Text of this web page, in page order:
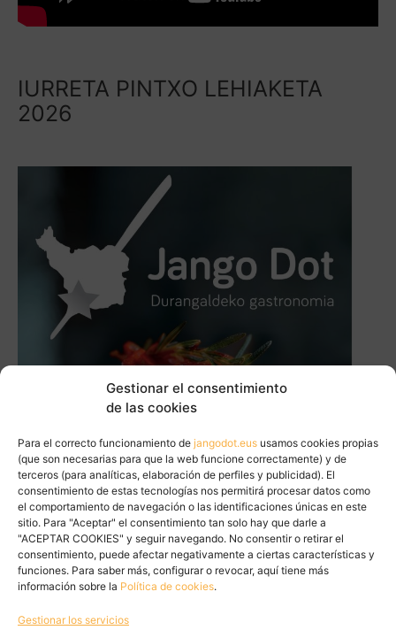
Gestionar el consentimiento
de las cookies
Para el correcto funcionamiento de jangodot.eus usamos cookies propias
(que son necesarias para que la web funcione correctamente) y de
terceros (para analíticas, elaboración de perfiles y publicidad). El
consentimiento de estas tecnologías nos permitirá procesar datos como
el comportamiento de navegación o las identificaciones únicas en este
sitio. Para "Aceptar" el consentimiento tan solo hay que darle a
"ACEPTAR COOKIES" y seguir navegando. No consentir o retirar el
consentimiento, puede afectar negativamente a ciertas características y
funciones. Para saber más, configurar o revocar, aquí tiene más
información sobre la Política de cookies.
Gestionar los servicios
IURRETA PINTXO LEHIAKETA
2026